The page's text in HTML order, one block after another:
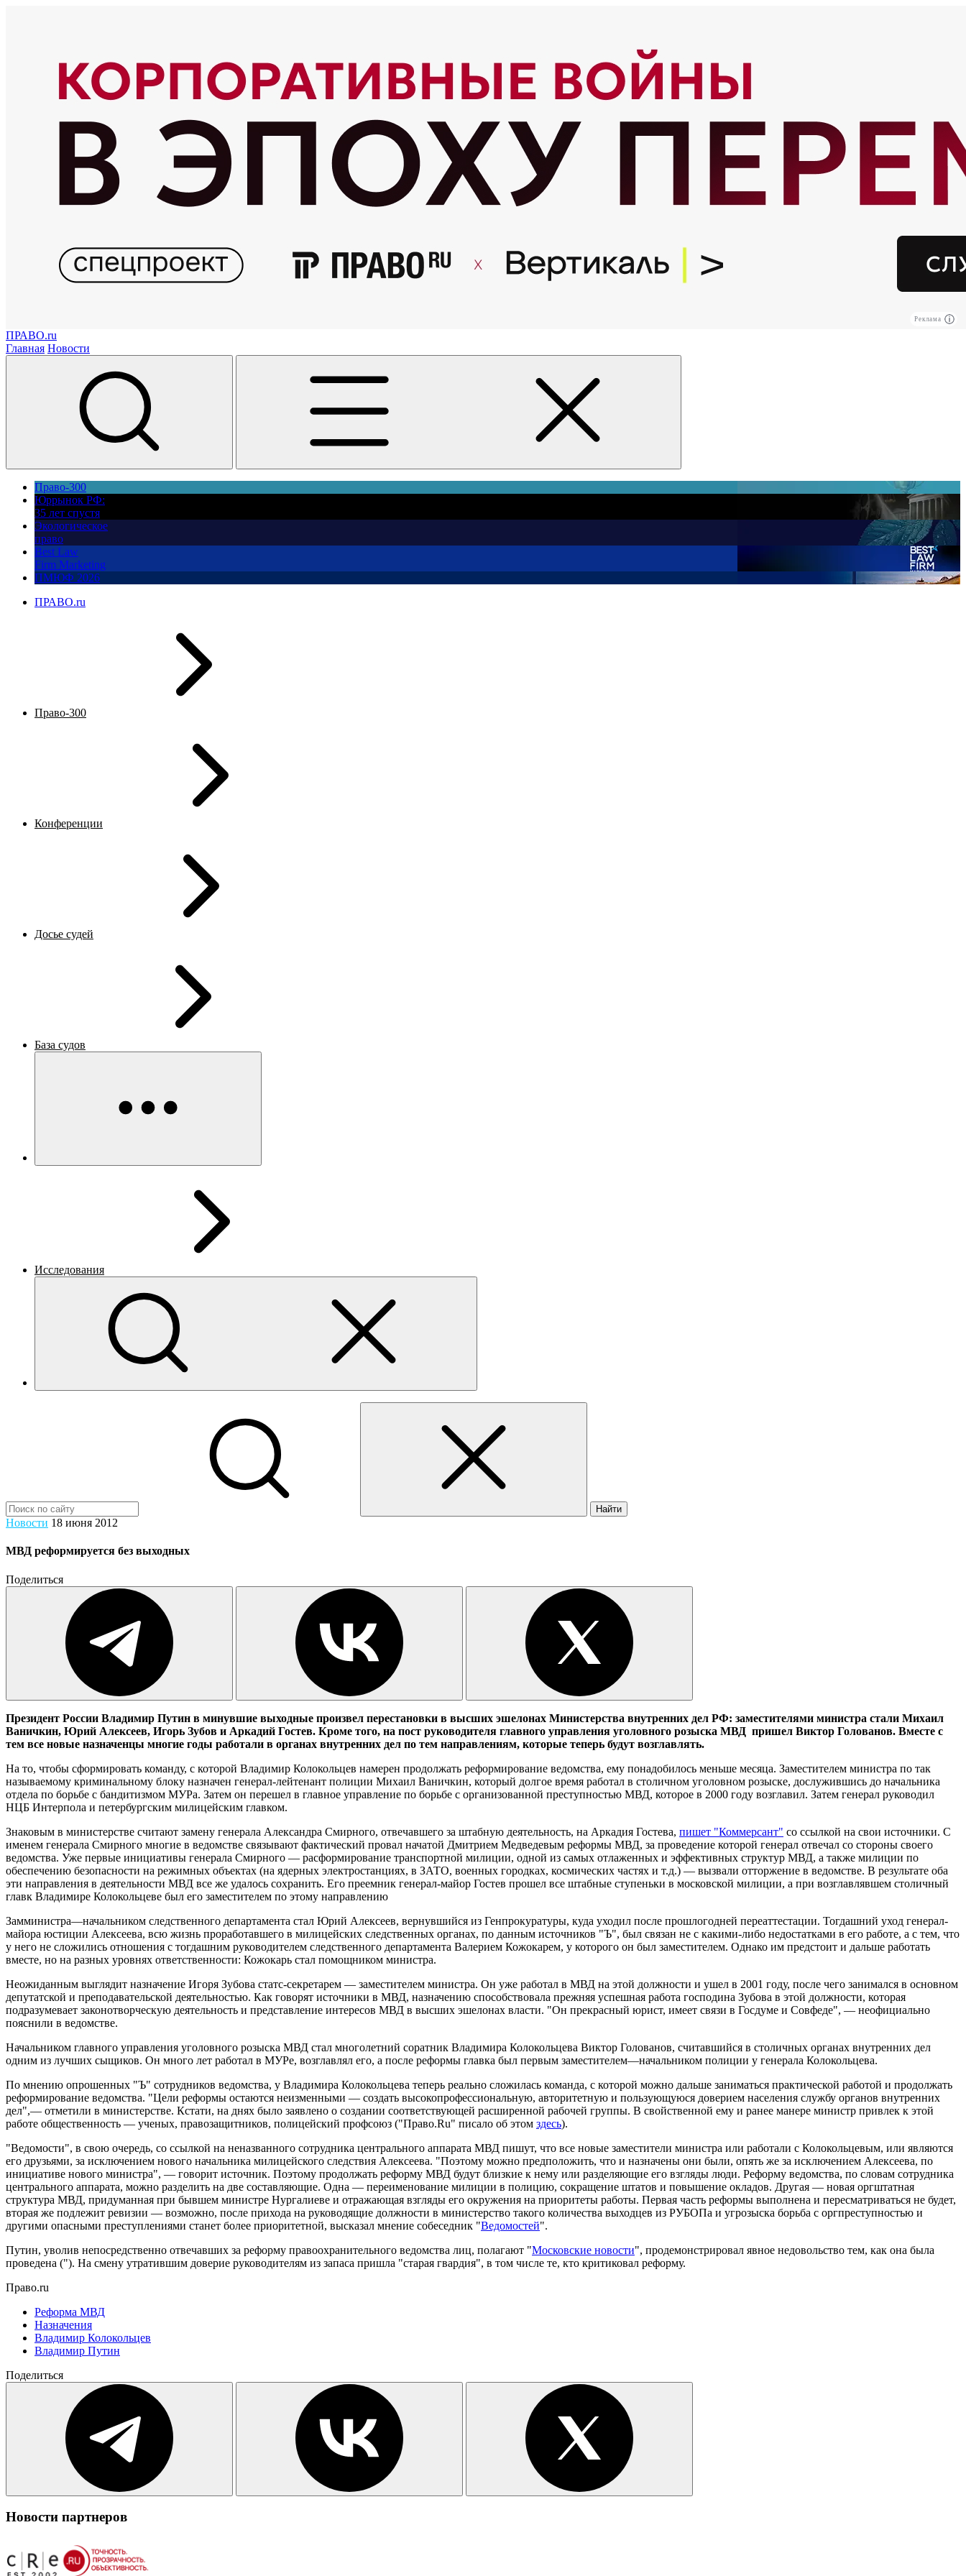
Реклама
ПРАВО.ru
Главная Новости
Право-300
Юррынок РФ:
35 лет спустя
Экологическое
право
Best Law
Firm Marketing
ПМЮФ 2026
ПРАВО.ru
Право-300
Конференции
Досье судей
База судов
Исследования
Найти
Новости 18 июня 2012
МВД реформируется без выходных
Поделиться
Президент России Владимир Путин в минувшие выходные произвел перестановки в высших эшелонах Министерства внутренних дел РФ: заместителями министра стали Михаил
Ваничкин, Юрий Алексеев, Игорь Зубов и Аркадий Гостев. Кроме того, на пост руководителя главного управления уголовного розыска МВД пришел Виктор Голованов. Вместе с
тем все новые назначенцы многие годы работали в органах внутренних дел по тем направлениям, которые теперь будут возглавлять.
На то, чтобы сформировать команду, с которой Владимир Колокольцев намерен продолжать реформирование ведомства, ему понадобилось меньше месяца. Заместителем министра по так
называемому криминальному блоку назначен генерал-лейтенант полиции Михаил Ваничкин, который долгое время работал в столичном уголовном розыске, дослужившись до начальника
отдела по борьбе с бандитизмом МУРа. Затем он перешел в главное управление по борьбе с организованной преступностью МВД, которое в 2000 году возглавил. Затем генерал руководил
НЦБ Интерпола и петербургским милицейским главком.
Знаковым в министерстве считают замену генерала Александра Смирного, отвечавшего за штабную деятельность, на Аркадия Гостева, пишет "Коммерсант" со ссылкой на свои источники. С
именем генерала Смирного многие в ведомстве связывают фактический провал начатой Дмитрием Медведевым реформы МВД, за проведение которой генерал отвечал со стороны своего
ведомства. Уже первые инициативы генерала Смирного — расформирование транспортной милиции, одной из самых отлаженных и эффективных структур МВД, а также милиции по
обеспечению безопасности на режимных объектах (на ядерных электростанциях, в ЗАТО, военных городках, космических частях и т.д.) — вызвали отторжение в ведомстве. В результате оба
эти направления в деятельности МВД все же удалось сохранить. Его преемник генерал-майор Гостев прошел все штабные ступеньки в московской милиции, а при возглавлявшем столичный
главк Владимире Колокольцеве был его заместителем по этому направлению
Замминистра—начальником следственного департамента стал Юрий Алексеев, вернувшийся из Генпрокуратуры, куда уходил после прошлогодней переаттестации. Тогдашний уход генерал-
майора юстиции Алексеева, всю жизнь проработавшего в милицейских следственных органах, по данным источников "Ъ", был связан не с какими-либо недостатками в его работе, а с тем, что
у него не сложились отношения с тогдашним руководителем следственного департамента Валерием Кожокарем, у которого он был заместителем. Однако им предстоит и дальше работать
вместе, но на разных уровнях ответственности: Кожокарь стал помощником министра.
Неожиданным выглядит назначение Игоря Зубова статс-секретарем — заместителем министра. Он уже работал в МВД на этой должности и ушел в 2001 году, после чего занимался в основном
депутатской и преподавательской деятельностью. Как говорят источники в МВД, назначению способствовала прежняя успешная работа господина Зубова в этой должности, которая
подразумевает законотворческую деятельность и представление интересов МВД в высших эшелонах власти. "Он прекрасный юрист, имеет связи в Госдуме и Совфеде", — неофициально
пояснили в ведомстве.
Начальником главного управления уголовного розыска МВД стал многолетний соратник Владимира Колокольцева Виктор Голованов, считавшийся в столичных органах внутренних дел
одним из лучших сыщиков. Он много лет работал в МУРе, возглавлял его, а после реформы главка был первым заместителем—начальником полиции у генерала Колокольцева.
По мнению опрошенных "Ъ" сотрудников ведомства, у Владимира Колокольцева теперь реально сложилась команда, с которой можно дальше заниматься практической работой и продолжать
реформирование ведомства. "Цели реформы остаются неизменными — создать высокопрофессиональную, авторитетную и пользующуюся доверием населения службу органов внутренних
дел",— отметили в министерстве. Кстати, на днях было заявлено о создании соответствующей расширенной рабочей группы. В свойственной ему и ранее манере министр привлек к этой
работе общественность — ученых, правозащитников, полицейский профсоюз ("Право.Ru" писало об этом здесь).
"Ведомости", в свою очередь, со ссылкой на неназванного сотрудника центрального аппарата МВД пишут, что все новые заместители министра или работали с Колокольцевым, или являются
его друзьями, за исключением нового начальника милицейского следствия Алексеева. "Поэтому можно предположить, что и назначены они были, опять же за исключением Алексеева, по
инициативе нового министра", — говорит источник. Поэтому продолжать реформу МВД будут близкие к нему или разделяющие его взгляды люди. Реформу ведомства, по словам сотрудника
центрального аппарата, можно разделить на две составляющие. Одна — переименование милиции в полицию, сокращение штатов и повышение окладов. Другая — новая оргштатная
структура МВД, придуманная при бывшем министре Нургалиеве и отражающая взгляды его окружения на приоритеты работы. Первая часть реформы выполнена и пересматриваться не будет,
вторая же подлежит ревизии — возможно, после прихода на руководящие должности в министерство такого количества выходцев из РУБОПа и угрозыска борьба с оргпреступностью и
другими опасными преступлениями станет более приоритетной, высказал мнение собеседник "Ведомостей".
Путин, уволив непосредственно отвечавших за реформу правоохранительного ведомства лиц, полагают "Московские новости", продемонстрировал явное недовольство тем, как она была
проведена ("). На смену утратившим доверие руководителям из запаса пришла "старая гвардия", в том числе те, кто критиковал реформу.
Право.ru
Реформа МВД
Назначения
Владимир Колокольцев
Владимир Путин
Поделиться
Новости партнеров